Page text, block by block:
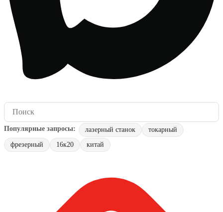
лазерный станок
токарный
фрезерный
16к20 китай